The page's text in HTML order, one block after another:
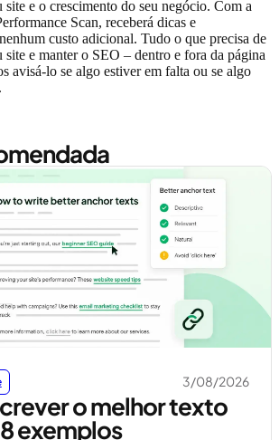
site e o crescimento do seu negócio. Com a
Scan, receberá dicas e
custo adicional. Tudo o que precisa de
site e manter o SEO – dentro e fora da página
avisá-lo se algo estiver em falta ou se algo
3/08/2026
o melhor texto
exemplos